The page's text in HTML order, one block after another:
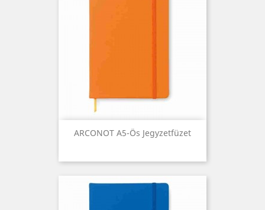
ARCONOT A5-Ös Jegyzetfüzet